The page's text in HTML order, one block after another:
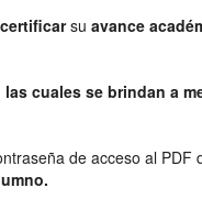
certificarsu avance
las cuales se brindan a
de acceso al PDF